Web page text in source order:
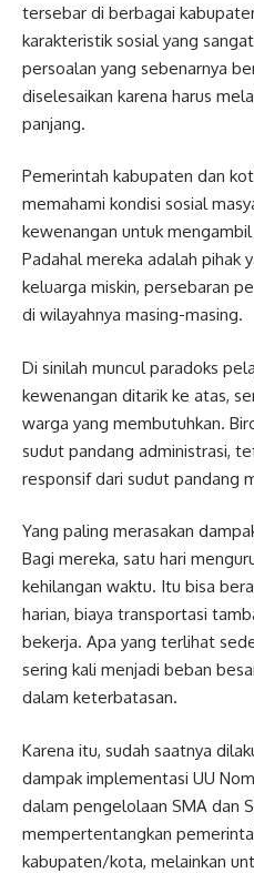
tersebar di berbagai
karakteristik sosial yang
persoalan yang sebenarnya
diselesaikan karena harus
panjang.
Pemerintah kabupaten dan
memahami kondisi sosial
kewenangan untuk
Padahal mereka adalah pihak
keluarga miskin, persebaran
di wilayahnya masing-masing.
Di sinilah muncul paradoks
kewenangan ditarik ke atas,
warga yang membutuhkan.
sudut pandang administrasi,
responsif dari sudut pandang
Yang paling merasakan
Bagi mereka, satu hari
kehilangan waktu. Itu bisa
harian, biaya transportasi
bekerja. Apa yang terlihat
sering kali menjadi beban
dalam keterbatasan.
Karena itu, sudah saatnya
dampak implementasi UU
dalam pengelolaan SMA dan
mempertentangkan
kabupaten/kota, melainkan